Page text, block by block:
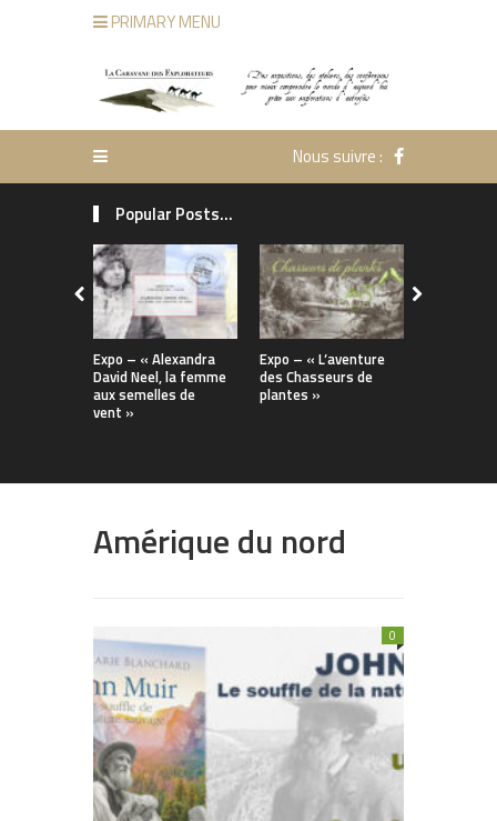
PRIMARY MENU
Nous suivre :
Popular Posts...
Expo – « Alexandra
David Neel, la femme
aux semelles de
vent »
Expo – « L’aventure
des Chasseurs de
plantes »
Amérique du nord
0